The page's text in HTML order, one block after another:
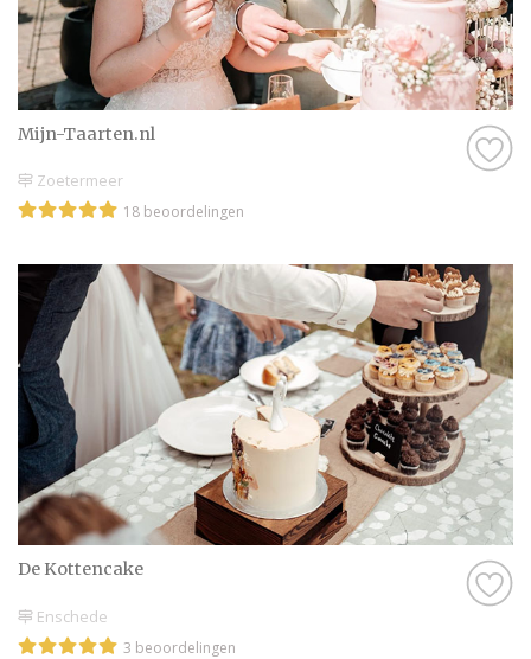
Mijn-Taarten.nl
Zoetermeer
18 beoordelingen
De Kottencake
Enschede
3 beoordelingen